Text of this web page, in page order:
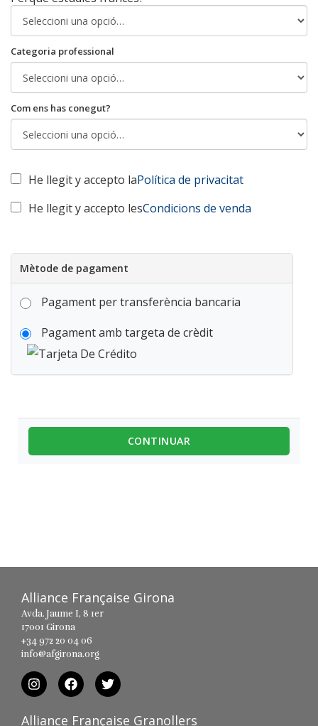
Categoria professional
Com ens has conegut?
He llegit y accepto laPolítica de privacitat
He llegit y accepto lesCondicions de venda
Mètode de pagament
Pagament per transferència bancaria
Pagament amb targeta de crèdit
CONTINUAR
Alliance Française Girona
Avda. Jaume I, 8 1er
17001 Girona
+34 972 20 04 06
info@afgirona.org
Alliance Française Granollers